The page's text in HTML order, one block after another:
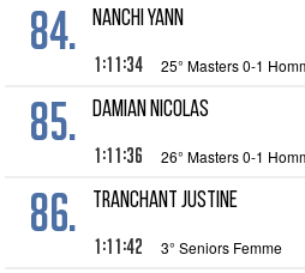
84. NANCHI Yann
1:11:34 25° Masters 0-1
85. DAMIAN Nicolas
1:11:36 26° Masters 0-1
86. TRANCHANT Justine
1:11:42 3° Seniors Femme